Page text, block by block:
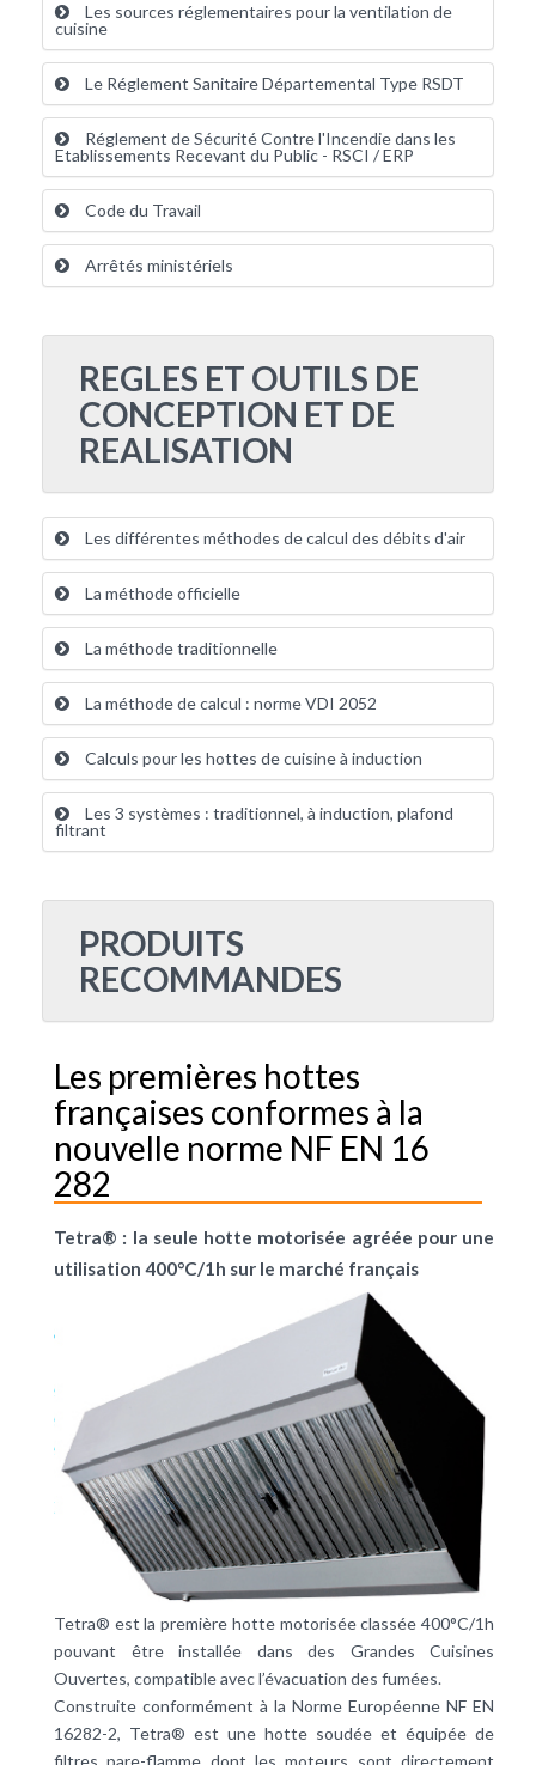
Les sources réglementaires pour la ventilation de
cuisine
Le Réglement Sanitaire Départemental Type RSDT
Réglement de Sécurité Contre l'Incendie dans les
Etablissements Recevant du Public - RSCI / ERP
Code du Travail
Arrêtés ministériels
REGLES ET OUTILS DE
CONCEPTION ET DE
REALISATION
Les différentes méthodes de calcul des débits d'air
La méthode officielle
La méthode traditionnelle
La méthode de calcul : norme VDI 2052
Calculs pour les hottes de cuisine à induction
Les 3 systèmes : traditionnel, à induction, plafond
filtrant
PRODUITS
RECOMMANDES
Les premières hottes
françaises conformes à la
nouvelle norme NF EN 16
282
Tetra® : la seule hotte motorisée agréée pour une
utilisation 400°C/1h sur le marché français
Tetra® est la première hotte motorisée classée 400°C/1h
pouvant être installée dans des Grandes Cuisines
Ouvertes, compatible avec l’évacuation des fumées.
Construite conformément à la Norme Européenne NF EN
16282-2, Tetra® est une hotte soudée et équipée de